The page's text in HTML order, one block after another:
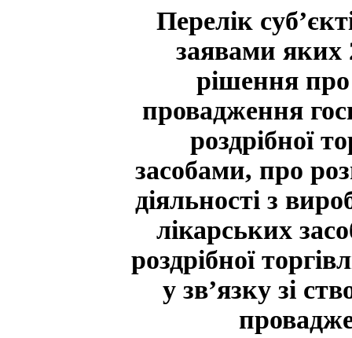
Перелік
заявами яких
рішення про
провадження
роздрібної
засобами, про
діяльності з
лікарських
роздрібної
у зв’язку зі